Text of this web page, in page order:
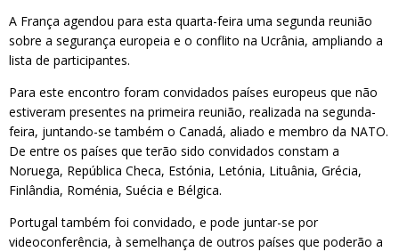
A França agendou para esta quarta-feira uma segunda reunião
sobre a segurança europeia e o conflito na Ucrânia, ampliando a
lista de participantes.
Para este encontro foram convidados países europeus que não
estiveram presentes na primeira reunião, realizada na segunda-
feira, juntando-se também o Canadá, aliado e membro da NATO.
De entre os países que terão sido convidados constam a
Noruega, República Checa, Estónia, Letónia, Lituânia, Grécia,
Finlândia, Roménia, Suécia e Bélgica.
Portugal também foi convidado, e pode juntar-se por
videoconferência, à semelhança de outros países que poderão a